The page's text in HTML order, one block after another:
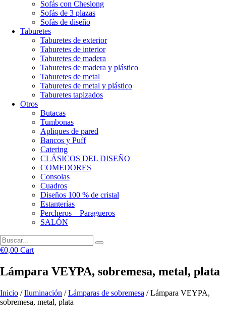
Sofás con Cheslong
Sofás de 3 plazas
Sofás de diseño
Taburetes
Taburetes de exterior
Taburetes de interior
Taburetes de madera
Taburetes de madera y plástico
Taburetes de metal
Taburetes de metal y plástico
Taburetes tapizados
Otros
Butacas
Tumbonas
Apliques de pared
Bancos y Puff
Catering
CLÁSICOS DEL DISEÑO
COMEDORES
Consolas
Cuadros
Diseños 100 % de cristal
Estanterías
Percheros – Paragueros
SALÓN
€0,00 Cart
Lámpara VEYPA, sobremesa, metal, plata
Inicio /Iluminación /Lámparas de sobremesa / Lámpara VEYPA,
sobremesa, metal, plata